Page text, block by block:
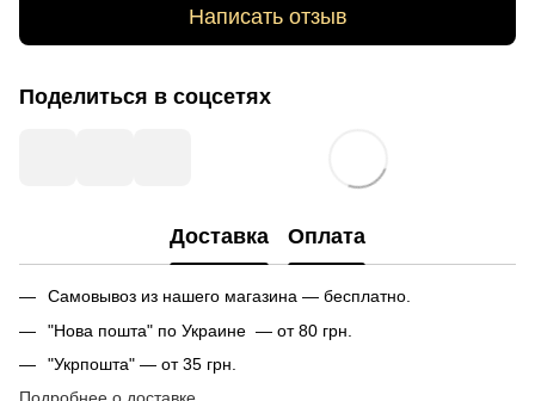
Написать отзыв
Поделиться в соцсетях
Доставка Оплата
Самовывоз из нашего магазина — бесплатно.
"Нова пошта" по Украине — от 80 грн.
"Укрпошта" — от 35 грн.